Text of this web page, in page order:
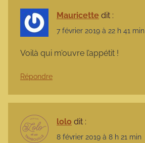
Mauricette dit :
7 février 2019 à 22 h 41 min
Voilà qui m’ouvre l’appétit !
Répondre
lolo dit :
8 février 2019 à 8 h 21 min